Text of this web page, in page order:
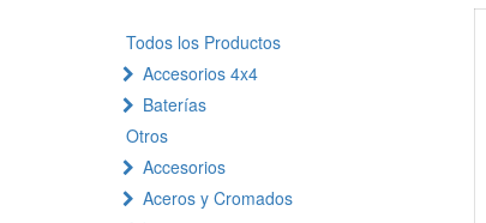
Todos los Productos
Accesorios 4x4
Baterías
Otros
Accesorios
Aceros y Cromados